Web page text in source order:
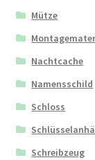
Mütze
Nachtcache
Namensschild
Schloss
Schreibzeug